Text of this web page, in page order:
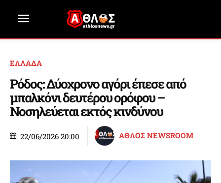
ΕΛΛΑΔΑ
Ρόδος: Δύοχρονο αγόρι έπεσε από
μπαλκόνι δευτέρου ορόφου –
Νοσηλεύεται εκτός κινδύνου
22/06/2026 20:00 ΑΘΛΟΣ NEWSROOM